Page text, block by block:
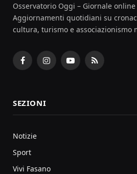
Osservatorio Oggi – Giornale online
Aggiornamenti quotidiani su
cultura, turismo e associazionismo
FacebookInstagramYouTubeRSS
SEZIONI
Notizie
Sport
Vivi Fasano